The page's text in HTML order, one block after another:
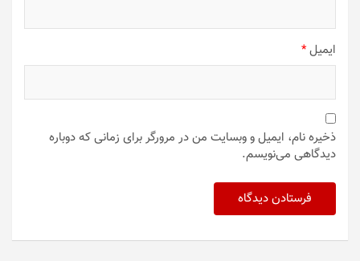
ایمیل*
ذخیره نام، ایمیل و وبسایت من در مرورگر برای زمانی که دوباره
دیدگاهی می‌نویسم.